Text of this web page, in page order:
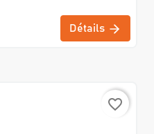
Détails
favorite_border